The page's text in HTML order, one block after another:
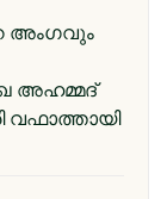
അംഗവും
അഹമ്മദ്